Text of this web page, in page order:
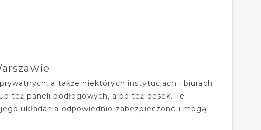
a także niektórych instytucjach i biurach
też paneli podłogowych, albo też desek. Te
układania odpowiednio zabezpieczone i mogą ...